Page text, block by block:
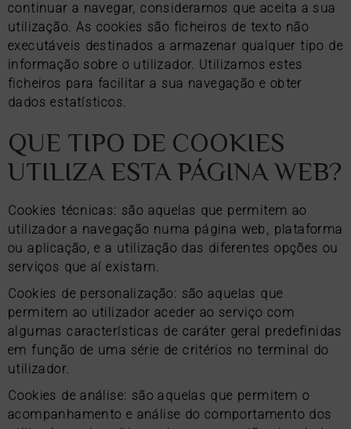
continuar a navegar, consideramos que aceita a sua
utilização. As cookies são ficheiros de texto não
executáveis destinados a armazenar qualquer tipo de
informação sobre o utilizador. Utilizamos estes
ficheiros para facilitar a sua navegação e obter
dados estatísticos.
QUE TIPO DE COOKIES
UTILIZA ESTA PÁGINA WEB?
Cookies técnicas: são aquelas que permitem ao
utilizador a navegação numa página web, plataforma
ou aplicação, e a utilização das diferentes opções ou
serviços que aí existam.
Cookies de personalização: são aquelas que
permitem ao utilizador aceder ao serviço com
algumas características de caráter geral predefinidas
em função de uma série de critérios no terminal do
utilizador.
Cookies de análise: são aquelas que permitem o
acompanhamento e análise do comportamento dos